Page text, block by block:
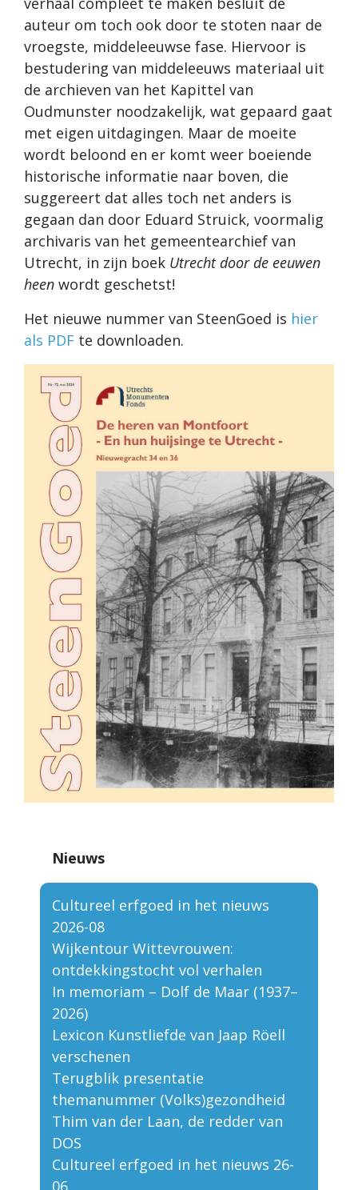
auteur om toch ook door te stoten naar de
vroegste, middeleeuwse fase. Hiervoor is
bestudering van middeleeuws materiaal uit
de archieven van het Kapittel van
Oudmunster noodzakelijk, wat gepaard gaat
met eigen uitdagingen. Maar de moeite
wordt beloond en er komt weer boeiende
historische informatie naar boven, die
suggereert dat alles toch net anders is
gegaan dan door Eduard Struick, voormalig
archivaris van het gemeentearchief van
Utrecht, in zijn boek Utrecht door de eeuwen
heen wordt geschetst!
Het nieuwe nummer van SteenGoed is hier
als PDF te downloaden.
Nieuws
Cultureel erfgoed in het nieuws
2026-08
Wijkentour Wittevrouwen:
ontdekkingstocht vol verhalen
In memoriam – Dolf de Maar (1937–
2026)
Lexicon Kunstliefde van Jaap Röell
verschenen
Terugblik presentatie
themanummer (Volks)gezondheid
Thim van der Laan, de redder van
DOS
Cultureel erfgoed in het nieuws 26-
06